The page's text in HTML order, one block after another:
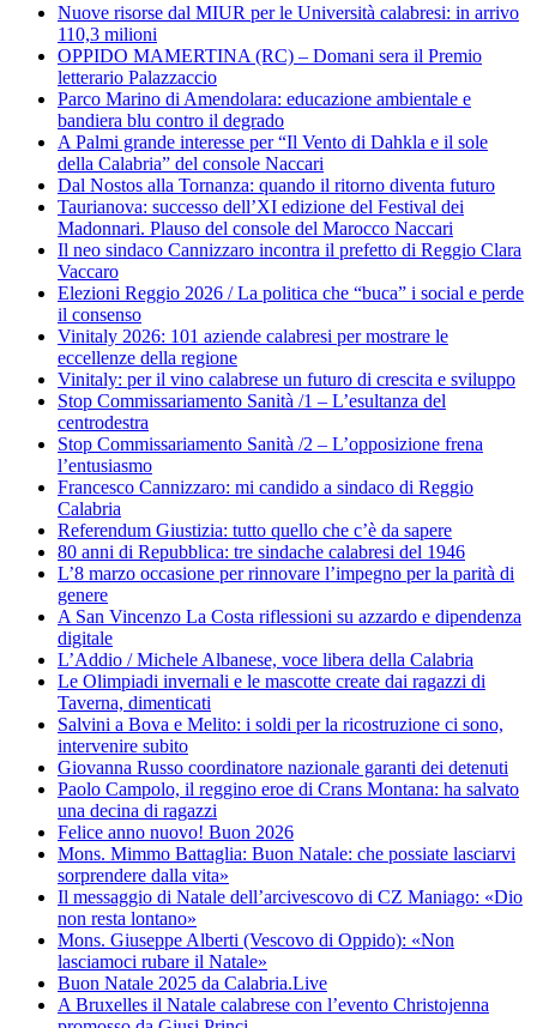
Nuove risorse dal MIUR per le Università calabresi: in arrivo
110,3 milioni
OPPIDO MAMERTINA (RC) – Domani sera il Premio
letterario Palazzaccio
Parco Marino di Amendolara: educazione ambientale e
bandiera blu contro il degrado
A Palmi grande interesse per “Il Vento di Dahkla e il sole
della Calabria” del console Naccari
Dal Nostos alla Tornanza: quando il ritorno diventa futuro
Taurianova: successo dell’XI edizione del Festival dei
Madonnari. Plauso del console del Marocco Naccari
Il neo sindaco Cannizzaro incontra il prefetto di Reggio Clara
Vaccaro
Elezioni Reggio 2026 / La politica che “buca” i social e perde
il consenso
Vinitaly 2026: 101 aziende calabresi per mostrare le
eccellenze della regione
Vinitaly: per il vino calabrese un futuro di crescita e sviluppo
Stop Commissariamento Sanità /1 – L’esultanza del
centrodestra
Stop Commissariamento Sanità /2 – L’opposizione frena
l’entusiasmo
Francesco Cannizzaro: mi candido a sindaco di Reggio
Calabria
Referendum Giustizia: tutto quello che c’è da sapere
80 anni di Repubblica: tre sindache calabresi del 1946
L’8 marzo occasione per rinnovare l’impegno per la parità di
genere
A San Vincenzo La Costa riflessioni su azzardo e dipendenza
digitale
L’Addio / Michele Albanese, voce libera della Calabria
Le Olimpiadi invernali e le mascotte create dai ragazzi di
Taverna, dimenticati
Salvini a Bova e Melito: i soldi per la ricostruzione ci sono,
intervenire subito
Giovanna Russo coordinatore nazionale garanti dei detenuti
Paolo Campolo, il reggino eroe di Crans Montana: ha salvato
una decina di ragazzi
Felice anno nuovo! Buon 2026
Mons. Mimmo Battaglia: Buon Natale: che possiate lasciarvi
sorprendere dalla vita»
Il messaggio di Natale dell’arcivescovo di CZ Maniago: «Dio
non resta lontano»
Mons. Giuseppe Alberti (Vescovo di Oppido): «Non
lasciamoci rubare il Natale»
Buon Natale 2025 da Calabria.Live
A Bruxelles il Natale calabrese con l’evento Christojenna